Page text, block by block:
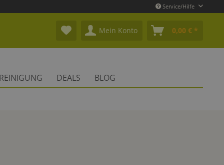
Service/Hilfe
Mein Konto 0,00 € *
REINIGUNG DEALS BLOG